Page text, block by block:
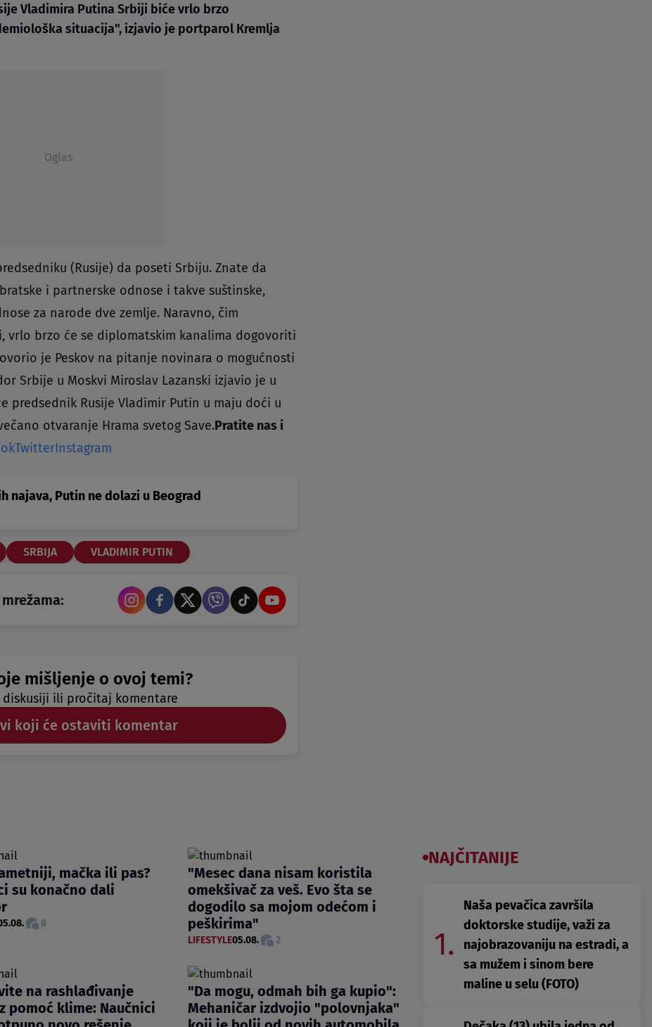
Vladimira Putina Srbiji biće vrlo brzo
situacija", izjavio je portparol Кremlja
Oglas
(Rusije) da poseti Srbiju. Znate da
i partnerske odnose i takve suštinske,
za narode dve zemlje. Naravno, čim
vrlo brzo će se diplomatskim kanalima dogovoriti
je Peskov na pitanje novinara o mogućnosti
Srbije u Moskvi Miroslav Lazanski izjavio je u
predsednik Rusije Vladimir Putin u maju doći u
otvaranje Hrama svetog Save.Pratite nas i
TwitterInstagram
najava, Putin ne dolazi u Beograd
SRBIJA VLADIMIR PUTIN
mišljenje o ovoj temi?
diskusiji ili pročitaj komentare
koji će ostaviti komentar
mačka ili pas?
su konačno dali
8
"Mesec dana nisam koristila
omekšivač za veš. Evo šta se
dogodilo sa mojom odećom i
peškirima"
LIFESTYLE05.08. 2
na rashlađivanje
pomoć klime: Naučnici
"Da mogu, odmah bih ga kupio":
Mehaničar izdvojio "polovnjaka"
NAJČITANIJE
1.
Naša pevačica završila
doktorske studije, važi za
najobrazovaniju na estradi, a
sa mužem i sinom bere
maline u selu (FOTO)